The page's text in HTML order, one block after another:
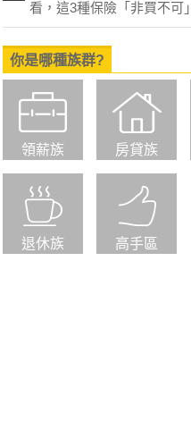
看，這3種保險「非買不可」
你是哪種族群?
領薪族 房貸族
退休族 高手區